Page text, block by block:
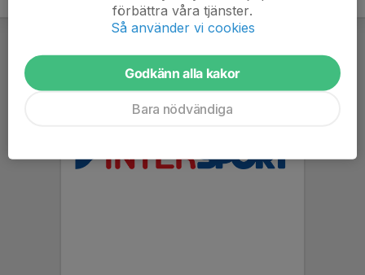
förbättra våra tjänster.
Så använder vi cookies
Godkänn alla kakor
Bara nödvändiga